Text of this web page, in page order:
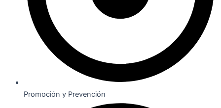
Promoción y Prevención